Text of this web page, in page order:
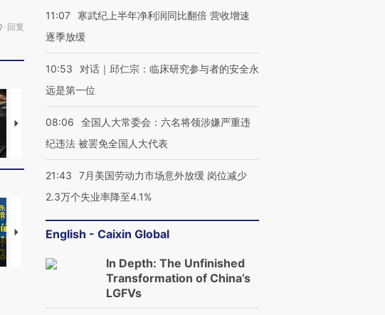
· 回复
马航飞行员跨国走私7万
粒摇头丸 尿检体内含3种
视线｜被称为“蟑螂”的印
度Z世代 用街头抗争将教
育部长拱下台
视线｜“入侵”还是“人道危
【推广】走进第四届链博
有意思的生活方式·第三对
住三大增长引擎是什么？
11:07
寒武纪上半年净利润同比翻倍 营收增速
逐季放缓
10:53
对话｜邱仁宗：临床研究参与者的安全永
远是第一位
08:06
全国人大常委会：六名将领涉嫌严重违
纪违法 被罢免全国人大代表
21:43
7月美国劳动力市场意外放缓 岗位减少
2.3万个失业率降至4.1%
English - Caixin Global
In Depth: The Unfinished
Transformation of China’s
LGFVs